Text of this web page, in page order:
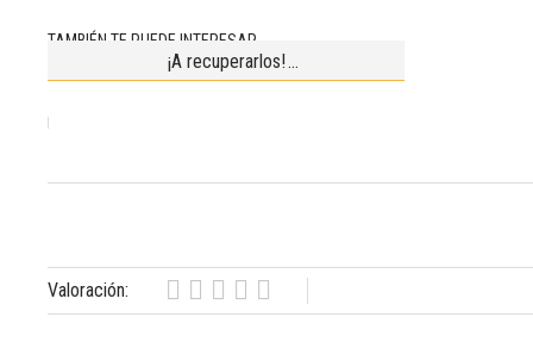
TAMBIÉN TE PUEDE INTERESAR
¡A recuperarlos!
Valoración: